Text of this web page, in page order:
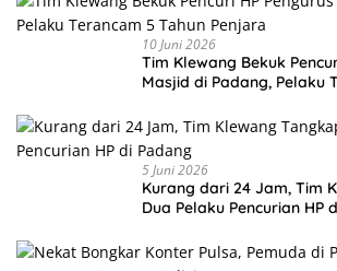
10 Juni 2026
Tim Klewang Bekuk
Masjid di Padang, Pelaku
5 Juni 2026
Kurang dari 24 Jam, Tim
Dua Pelaku Pencurian HP